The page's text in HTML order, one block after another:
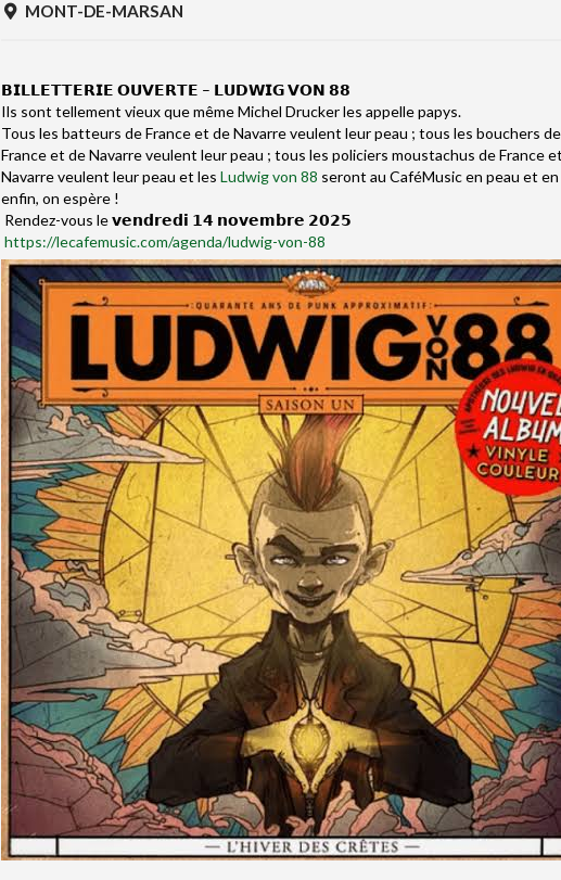
MONT-DE-MARSAN
𝗕𝗜𝗟𝗟𝗘𝗧𝗧𝗘𝗥𝗜𝗘 𝗢𝗨𝗩𝗘𝗥𝗧𝗘 – 𝗟𝗨𝗗𝗪𝗜𝗚 𝗩𝗢𝗡 𝟴𝟴
Ils sont tellement vieux que même Michel Drucker les appelle papys.
Tous les batteurs de France et de Navarre veulent leur peau ; tous les bouchers de
France et de Navarre veulent leur peau ; tous les policiers moustachus de France
Navarre veulent leur peau et les Ludwig von 88 seront au CaféMusic en peau et en
enfin, on espère !
Rendez-vous le 𝘃𝗲𝗻𝗱𝗿𝗲𝗱𝗶 𝟭𝟰 𝗻𝗼𝘃𝗲𝗺𝗯𝗿𝗲 𝟮𝟬𝟮𝟱
https://lecafemusic.com/agenda/ludwig-von-88